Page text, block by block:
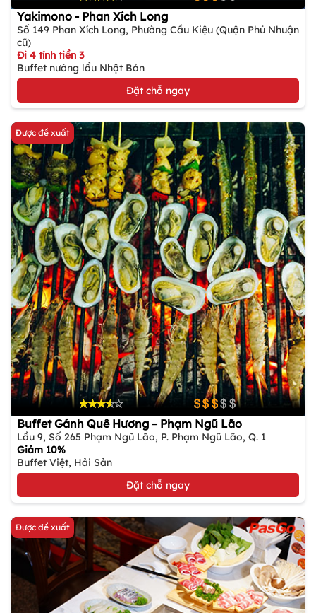
Yakimono - Phan Xích Long
Số 149 Phan Xích Long, Phường Cầu Kiệu (Quận Phú Nhuận
cũ)
Đi 4 tính tiền 3
Buffet nướng lẩu Nhật Bản
Đặt chỗ ngay
Được đề xuất
Buffet Gánh Quê Hương – Phạm Ngũ Lão
Lầu 9, Số 265 Phạm Ngũ Lão, P. Phạm Ngũ Lão, Q. 1
Giảm 10%
Buffet Việt, Hải Sản
Đặt chỗ ngay
Được đề xuất